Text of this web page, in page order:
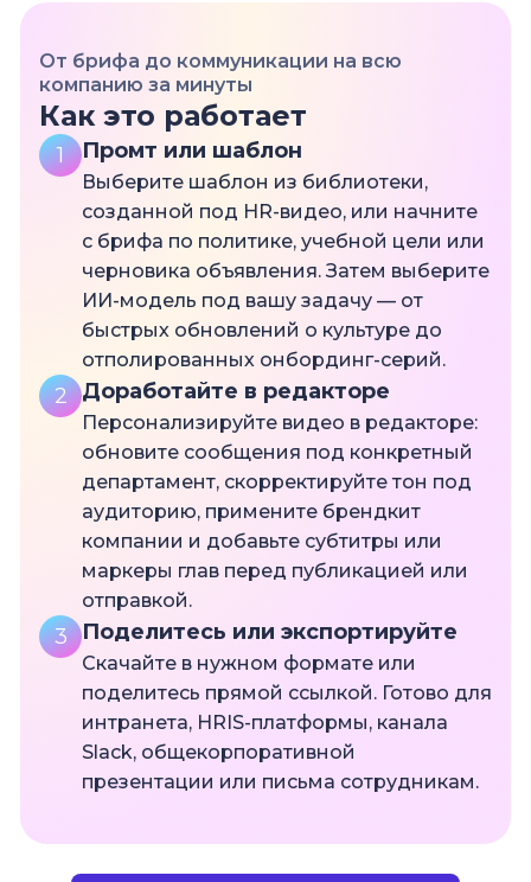
От брифа до коммуникации на всю
компанию за минуты
Как это работает
1 Промт или шаблон
Выберите шаблон из библиотеки,
созданной под HR-видео, или начните
с брифа по политике, учебной цели или
черновика объявления. Затем выберите
ИИ-модель под вашу задачу — от
быстрых обновлений о культуре до
отполированных онбординг-серий.
2 Доработайте в редакторе
Персонализируйте видео в редакторе:
обновите сообщения под конкретный
департамент, скорректируйте тон под
аудиторию, примените брендкит
компании и добавьте субтитры или
маркеры глав перед публикацией или
отправкой.
3 Поделитесь или экспортируйте
Скачайте в нужном формате или
поделитесь прямой ссылкой. Готово для
интранета, HRIS-платформы, канала
Slack, общекорпоративной
презентации или письма сотрудникам.